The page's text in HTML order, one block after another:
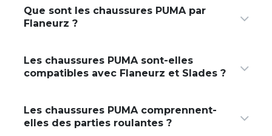
Que sont les chaussures PUMA par
Flaneurz ?
Les chaussures PUMA sont-elles
compatibles avec Flaneurz et Slades ?
Les chaussures PUMA comprennent-
elles des parties roulantes ?